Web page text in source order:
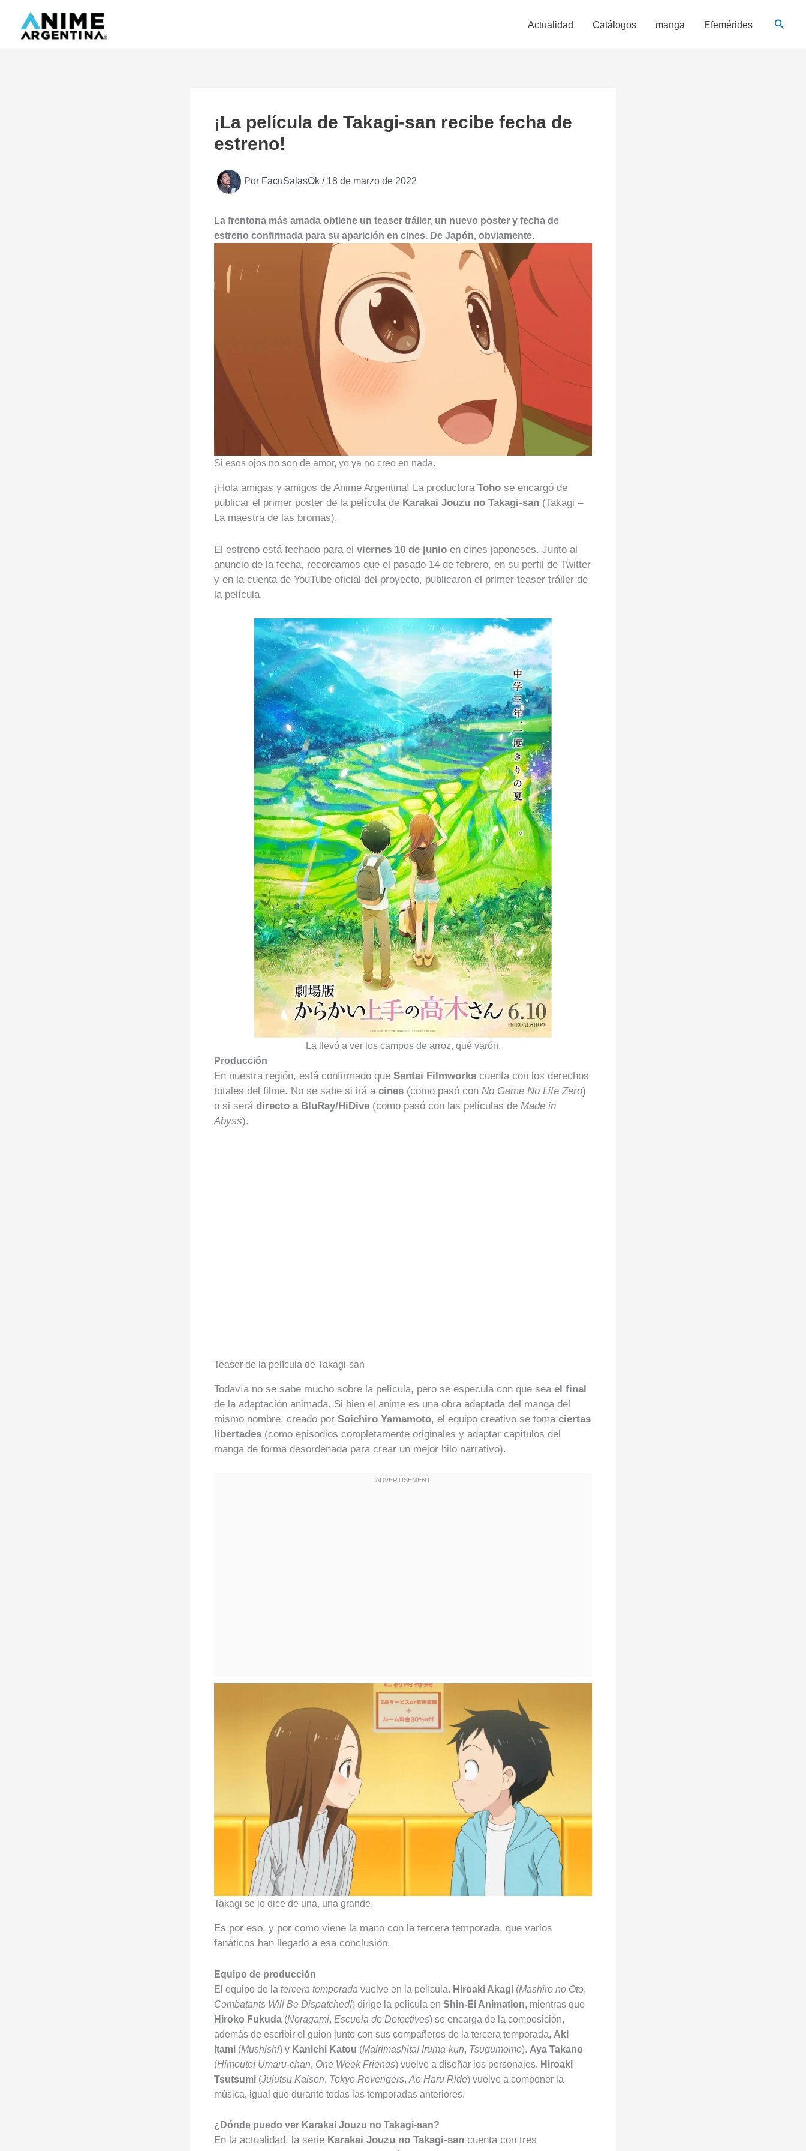
contenido
Actualidad Catálogos manga Efemérides
¡La película de Takagi-san recibe fecha de
estreno!
Por FacuSalasOk / 18 de marzo de 2022
La frentona más amada obtiene un teaser tráiler, un nuevo poster y fecha de
estreno confirmada para su aparición en cines. De Japón, obviamente.
Si esos ojos no son de amor, yo ya no creo en nada.
¡Hola amigas y amigos de Anime Argentina! La productora Toho se encargó de
publicar el primer poster de la película de Karakai Jouzu no Takagi-san (Takagi –
La maestra de las bromas).
El estreno está fechado para el viernes 10 de junio en cines japoneses. Junto al
anuncio de la fecha, recordamos que el pasado 14 de febrero, en su perfil de Twitter
y en la cuenta de YouTube oficial del proyecto, publicaron el primer teaser tráiler de
la película.
La llevó a ver los campos de arroz, qué varón.
Producción
En nuestra región, está confirmado que Sentai Filmworks cuenta con los derechos
totales del filme. No se sabe si irá a cines (como pasó con No Game No Life Zero)
o si será directo a BluRay/HiDive (como pasó con las películas de Made in
Abyss).
Teaser de la película de Takagi-san
Todavía no se sabe mucho sobre la película, pero se especula con que sea el final
de la adaptación animada. Si bien el anime es una obra adaptada del manga del
mismo nombre, creado por Soichiro Yamamoto, el equipo creativo se toma ciertas
libertades (como episodios completamente originales y adaptar capítulos del
manga de forma desordenada para crear un mejor hilo narrativo).
Takagi se lo dice de una, una grande.
Es por eso, y por como viene la mano con la tercera temporada, que varios
fanáticos han llegado a esa conclusión.
Equipo de producción
El equipo de la tercera temporada vuelve en la película. Hiroaki Akagi (Mashiro no Oto,
Combatants Will Be Dispatched!) dirige la película en Shin-Ei Animation, mientras que
Hiroko Fukuda (Noragami, Escuela de Detectives) se encarga de la composición,
además de escribir el guion junto con sus compañeros de la tercera temporada, Aki
Itami (Mushishi) y Kanichi Katou (Mairimashita! Iruma-kun, Tsugumomo). Aya Takano
(Himouto! Umaru-chan, One Week Friends) vuelve a diseñar los personajes. Hiroaki
Tsutsumi (Jujutsu Kaisen, Tokyo Revengers, Ao Haru Ride) vuelve a componer la
música, igual que durante todas las temporadas anteriores.
¿Dónde puedo ver Karakai Jouzu no Takagi-san?
En la actualidad, la serie Karakai Jouzu no Takagi-san cuenta con tres